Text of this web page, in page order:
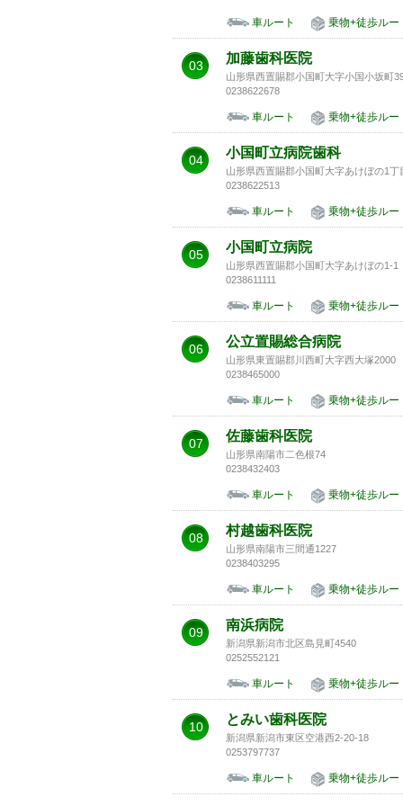
車ルート 乗物+徒歩ルー
03 加藤歯科医院
山形県西置賜郡小国町大字小国小坂町
0238622678
車ルート 乗物+徒歩ルー
04 小国町立病院歯科
山形県西置賜郡小国町大字あけぼの1丁
0238622513
車ルート 乗物+徒歩ルー
05 小国町立病院
山形県西置賜郡小国町大字あけぼの1-1
0238611111
車ルート 乗物+徒歩ルー
06 公立置賜総合病院
山形県東置賜郡川西町大字西大塚2000
0238465000
車ルート 乗物+徒歩ルー
07 佐藤歯科医院
山形県南陽市二色根74
0238432403
車ルート 乗物+徒歩ルー
08 村越歯科医院
山形県南陽市三間通1227
0238403295
車ルート 乗物+徒歩ルー
09 南浜病院
新潟県新潟市北区島見町4540
0252552121
車ルート 乗物+徒歩ルー
10 とみい歯科医院
新潟県新潟市東区空港西2-20-18
0253797737
車ルート 乗物+徒歩ルー